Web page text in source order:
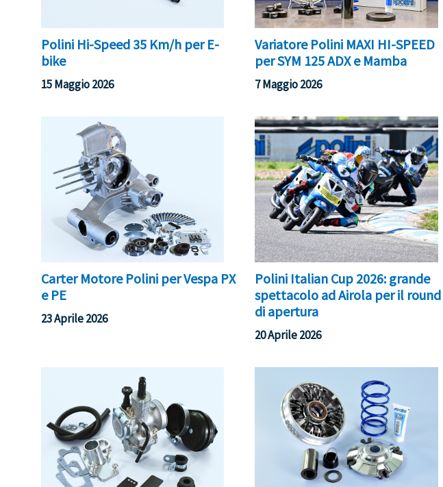
Polini Hi-Speed 35 Km/h per E-
bike
15 Maggio 2026
Variatore Polini MAXI HI-SPEED
per SYM 125 ADX e Mamba
7 Maggio 2026
Carter Motore Polini per Vespa PX
e PE
23 Aprile 2026
Polini Italian Cup 2026: grande
spettacolo ad Airola per il round
di apertura
20 Aprile 2026